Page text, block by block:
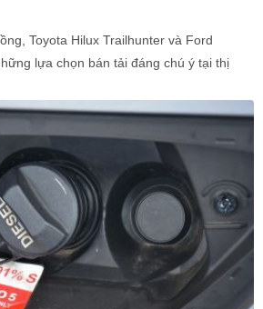
Toyota Hilux Trailhunter và Ford
lựa chọn bán tải đáng chú ý tại thị